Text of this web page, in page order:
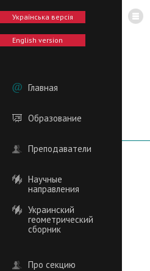
Українська версія
English version
Главная
Образование
Преподаватели
Научные
направления
Украинский
геометрический
сборник
Про секцию